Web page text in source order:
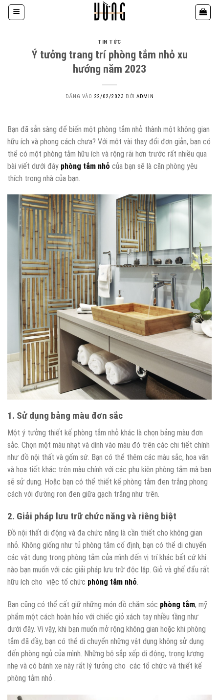
qua
TIN TỨC
Ý tưởng trang trí phòng tắm nhỏ xu
hướng năm 2023
ĐĂNG VÀO 22/02/2023 BỞIADMIN
Bạn đã sẵn sàng để biến một phòng tắm nhỏ thành một không gian
hữu ích và phong cách chưa? Với một vài thay đổi đơn giản, bạn có
thể có một phòng tắm hữu ích và rộng rãi hơn trước rất nhiều qua
bài viết dưới đây phòng tắm nhỏ của bạn sẽ là căn phòng yêu
thích trong nhà của bạn.
1. Sử dụng bảng màu đơn sắc
Một ý tưởng thiết kế phòng tắm nhỏ khác là chọn bảng màu đơn
sắc. Chọn một màu nhạt và dính vào màu đó trên các chi tiết chính
như đồ nội thất và gốm sứ. Bạn có thể thêm các màu sắc, hoa văn
và họa tiết khác trên màu chính với các phụ kiện phòng tắm mà bạn
sẽ sử dụng. Hoặc bạn có thể thiết kế phòng tắm đen trắng phong
cách với đường ron đen giữa gạch trắng như trên.
2. Giải pháp lưu trữ chức năng và riêng biệt
Đồ nội thất di động và đa chức năng là cần thiết cho không gian
nhỏ. Không giống như tủ phòng tắm cố định, bạn có thể di chuyển
các vật dụng trong phòng tắm của mình đến vị trí khác bất cứ khi
nào bạn muốn với các giải pháp lưu trữ độc lập. Giỏ và ghế đẩu rất
hữu ích cho việc tổ chức phòng tắm nhỏ.
Bạn cũng có thể cất giữ những món đồ chăm sóc phòng tắm, mỹ
phẩm một cách hoàn hảo với chiếc giỏ xách tay nhiều tầng như
dưới đây. Vì vậy, khi bạn muốn mở rộng không gian hoặc khi phòng
tắm đã đầy, bạn có thể di chuyển những vật dụng không sử dụng
đến phòng ngủ của mình. Những bộ sắp xếp di động, trọng lượng
nhẹ và có bánh xe này rất lý tưởng cho các tổ chức và thiết kế
phòng tắm nhỏ .